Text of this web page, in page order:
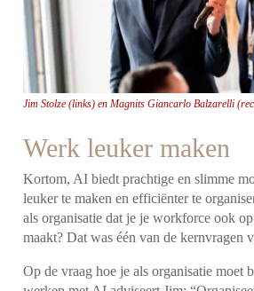
Jim Stolze (links) en Magnits Giancarlo Balzarelli
Werk leuker maken
Kortom, AI biedt prachtige en slimme
leuker te maken en efficiënter te
als organisatie dat je je workforce ook
maakt? Dat was één van de kernvragen
Op de vraag hoe je als organisatie moet